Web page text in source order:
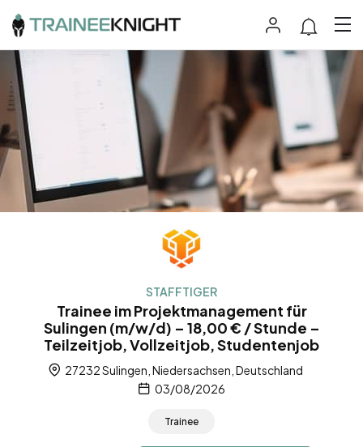
STAFFTIGER
Trainee im Projektmanagement für
Sulingen (m/w/d) – 18,00 € / Stunde –
Teilzeitjob, Vollzeitjob, Studentenjob
27232 Sulingen, Niedersachsen, Deutschland
03/08/2026
Trainee